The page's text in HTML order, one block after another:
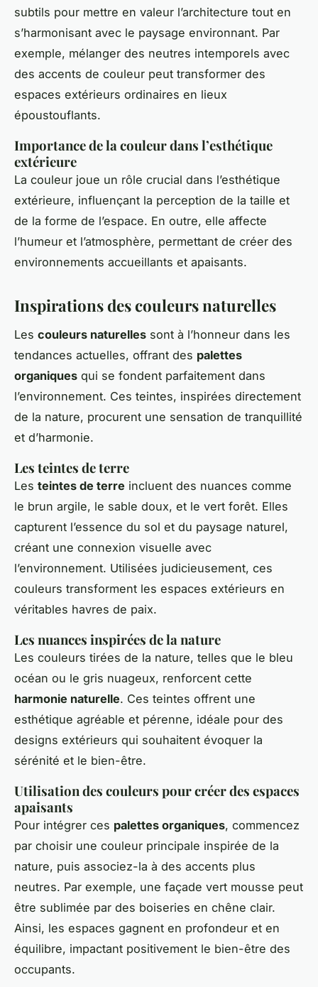
subtils pour mettre en valeur l’architecture tout en
s’harmonisant avec le paysage environnant. Par
exemple, mélanger des neutres intemporels avec
des accents de couleur peut transformer des
espaces extérieurs ordinaires en lieux
époustouflants.
Importance de la couleur dans l’esthétique
extérieure
La couleur joue un rôle crucial dans l’esthétique
extérieure, influençant la perception de la taille et
de la forme de l’espace. En outre, elle affecte
l’humeur et l’atmosphère, permettant de créer des
environnements accueillants et apaisants.
Inspirations des couleurs naturelles
Les couleurs naturelles sont à l’honneur dans les
tendances actuelles, offrant des palettes
organiques qui se fondent parfaitement dans
l’environnement. Ces teintes, inspirées directement
de la nature, procurent une sensation de tranquillité
et d’harmonie.
Les teintes de terre
Les teintes de terre incluent des nuances comme
le brun argile, le sable doux, et le vert forêt. Elles
capturent l’essence du sol et du paysage naturel,
créant une connexion visuelle avec
l’environnement. Utilisées judicieusement, ces
couleurs transforment les espaces extérieurs en
véritables havres de paix.
Les nuances inspirées de la nature
Les couleurs tirées de la nature, telles que le bleu
océan ou le gris nuageux, renforcent cette
harmonie naturelle. Ces teintes offrent une
esthétique agréable et pérenne, idéale pour des
designs extérieurs qui souhaitent évoquer la
sérénité et le bien-être.
Utilisation des couleurs pour créer des espaces
apaisants
Pour intégrer ces palettes organiques, commencez
par choisir une couleur principale inspirée de la
nature, puis associez-la à des accents plus
neutres. Par exemple, une façade vert mousse peut
être sublimée par des boiseries en chêne clair.
Ainsi, les espaces gagnent en profondeur et en
équilibre, impactant positivement le bien-être des
occupants.